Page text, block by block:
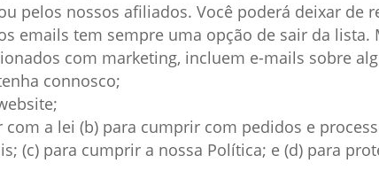
pelos nossos afiliados. Você poderá deixar de
emails tem sempre uma opção de sair da lista.
com marketing, incluem e-mails sobre
connosco;
a lei (b) para cumprir com pedidos e
(c) para cumprir a nossa Política; e (d) para